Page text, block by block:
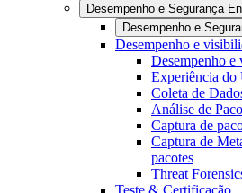
Desempenho e Segurança
Desempenho e
Desempenho e
Desempenho e
Experiência do
Coleta de
Análise de
Captura de
Captura de
pacotes
Threat